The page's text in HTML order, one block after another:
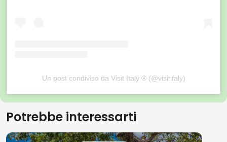
Un post condiviso da Visit Italy ® (@visititaly)
Potrebbe interessarti